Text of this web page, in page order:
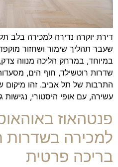
דירת יוקרה נדירה למכירה בלב
שעבר תהליך שימור ושחזור
במיוחד, במרחק הליכה מנווה
שדרות רוטשילד, חוף הים,
התרבות של תל אביב. זהו מיקום
עשירה, עם אופי היסטורי,
פנטהאוז
למכירה בשדרות
בריכה פרטית